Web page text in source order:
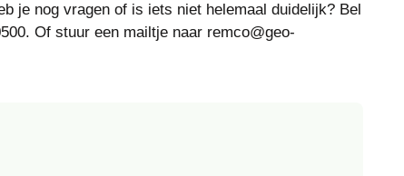
je nog vragen of is iets niet helemaal duidelijk? Bel
Of stuur een mailtje naar remco@geo-